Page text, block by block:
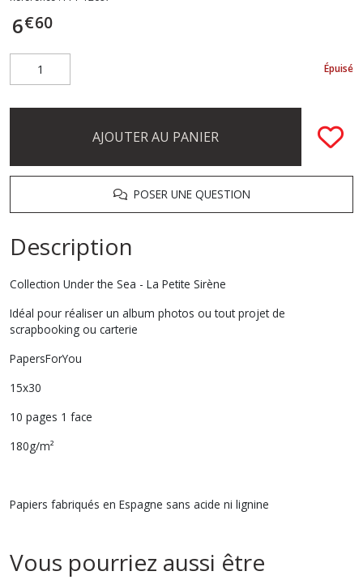
6€60
Épuisé
AJOUTER AU PANIER
POSER UNE QUESTION
Description
Collection Under the Sea - La Petite Sirène
Idéal pour réaliser un album photos ou tout projet de
scrapbooking ou carterie
PapersForYou
15x30
10 pages 1 face
180g/m²
Papiers fabriqués en Espagne sans acide ni lignine
Vous pourriez aussi être